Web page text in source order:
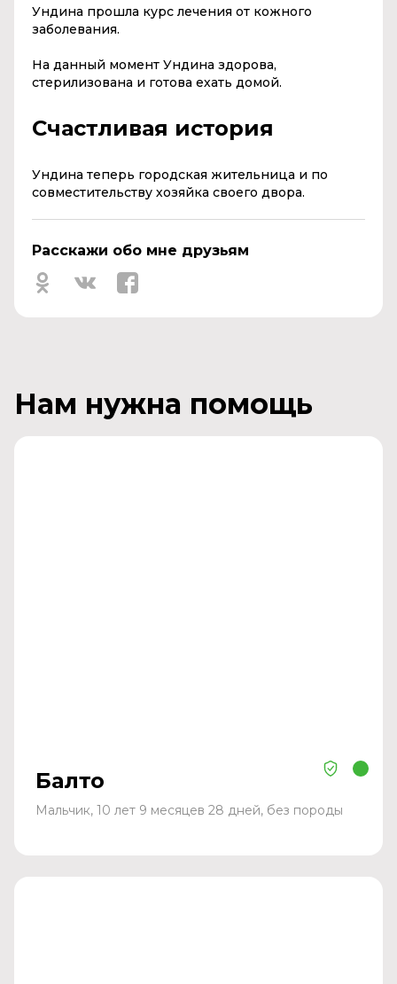
Ундина прошла курс лечения от кожного
заболевания.
На данный момент Ундина здорова,
стерилизована и готова ехать домой.
Счастливая история
Ундина теперь городская жительница и по
совместительству хозяйка своего двора.
Расскажи обо мне друзьям
Нам нужна помощь
Балто
Мальчик, 10 лет 9 месяцев 28 дней, без породы